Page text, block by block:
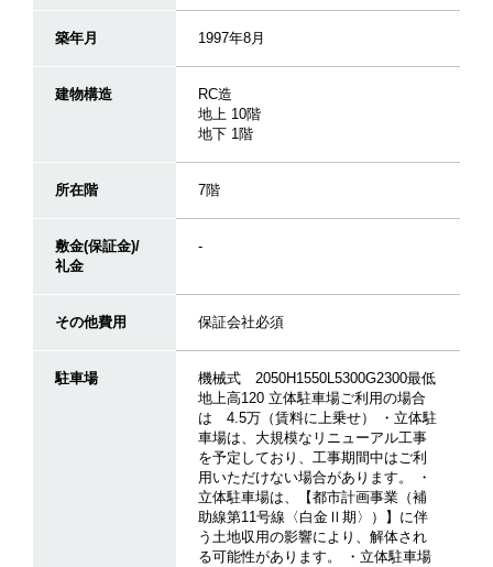
築年月 1997年8月
建物構造
RC造
地上 10階
地下 1階
所在階 7階
敷金(保証金)/
礼金
-
その他費用 保証会社必須
駐車場
機械式 2050H1550L5300G2300最低
地上高120 立体駐車場ご利用の場合
は 4.5万（賃料に上乗せ） ・立体駐
車場は、大規模なリニューアル工事
を予定しており、工事期間中はご利
用いただけない場合があります。 ・
立体駐車場は、【都市計画事業（補
助線第11号線〈白金Ⅱ期〉）】に伴
う土地収用の影響により、解体され
る可能性があります。 ・立体駐車場